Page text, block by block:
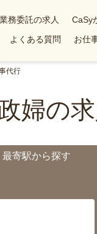
業務委託の求人 CaSy
よくある質問
お仕
代行
婦の
最寄駅から探す